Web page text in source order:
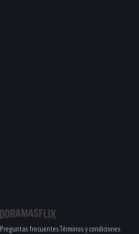
Preguntas frecuentesTérminos y condiciones